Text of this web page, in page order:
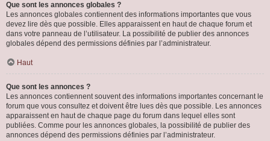
Que sont les annonces globales ?
Les annonces globales contiennent des informations importantes que vous
devez lire dès que possible. Elles apparaissent en haut de chaque forum et
dans votre panneau de l’utilisateur. La possibilité de publier des annonces
globales dépend des permissions définies par l’administrateur.
Haut
Que sont les annonces ?
Les annonces contiennent souvent des informations importantes concernant le
forum que vous consultez et doivent être lues dès que possible. Les annonces
apparaissent en haut de chaque page du forum dans lequel elles sont
publiées. Comme pour les annonces globales, la possibilité de publier des
annonces dépend des permissions définies par l’administrateur.